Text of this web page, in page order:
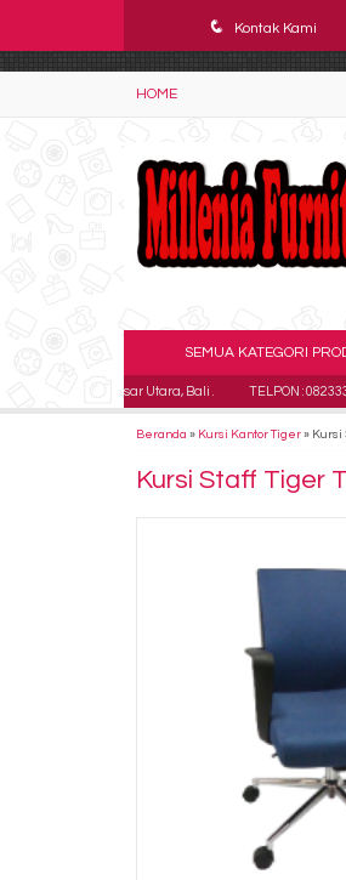
q
Kontak Kami
HOME
SEMUA KATEGORI
Denpasar Utara, Bali . TELPON : 082333348789 ,
Beranda » Kursi Kantor Tiger » Kursi
Kursi Staff Tiger